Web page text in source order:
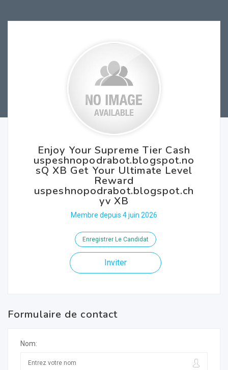
Enjoy Your Supreme Tier Cash
uspeshnopodrabot.blogspot.no
sQ XB Get Your Ultimate Level
Reward
uspeshnopodrabot.blogspot.ch
yv XB
Membre depuis 4 juin 2026
Enregistrer Le Candidat
Inviter
Formulaire de contact
Nom: